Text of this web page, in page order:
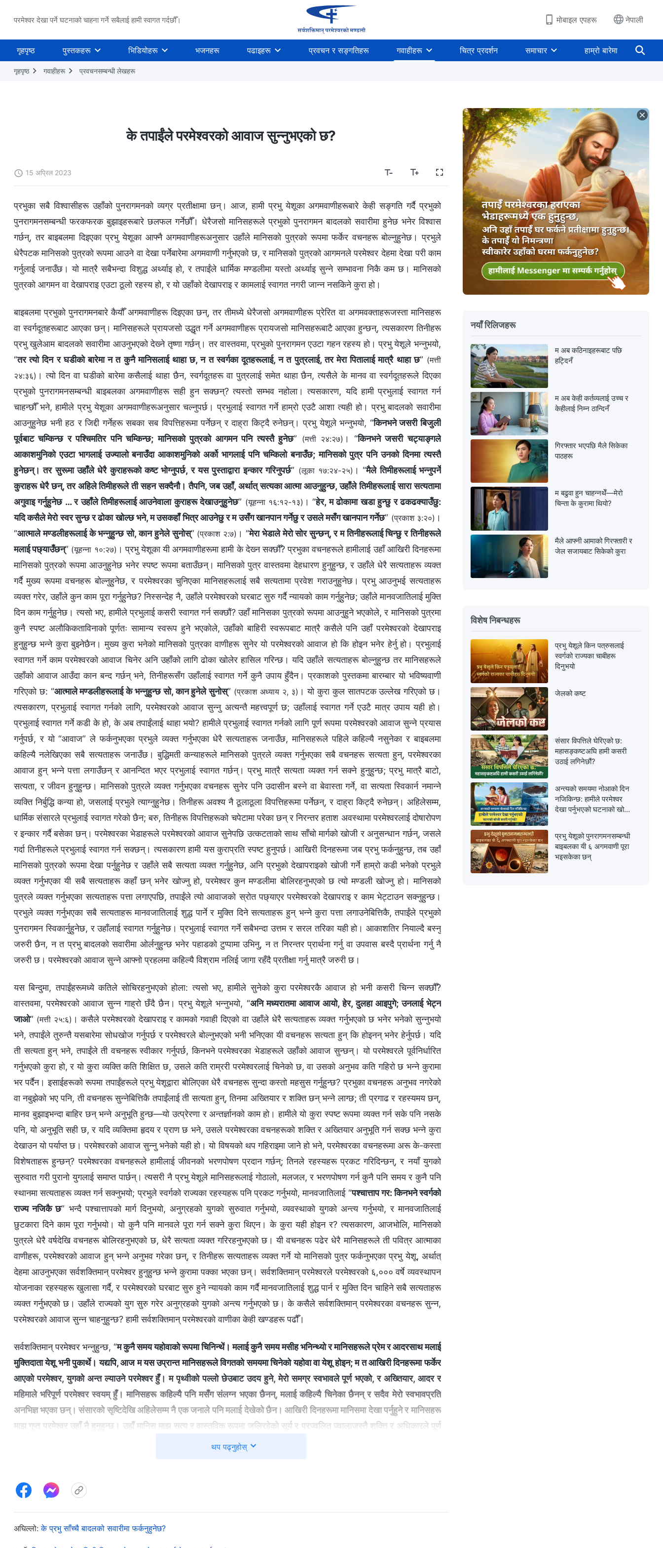
परमेश्वर देखा पर्ने घटनाको चाहना गर्ने सबैलाई हामी स्वागत गर्दछौँ। मोबाइल एपहरू नेपाली
गृहपृष्ठ पुस्तकहरू भिडियोहरू भजनहरू पढाइहरू प्रवचन र सङ्गतिहरू गवाहीहरू चित्र प्रदर्शन समाचार हाम्रो बारेमा
गृहपृष्ठ गवाहीहरू प्रवचनसम्‍बन्धी लेखहरू
के तपाईंले परमेश्‍वरको आवाज सुन्‍नुभएको छ?
15 अप्रिल 2023
प्रभुका सबै विश्‍वासीहरू उहाँको पुनरागमनको व्यग्र प्रतीक्षामा छन्। आज, हामी प्रभु येशूका अगमवाणीहरूबारे केही सङ्गति गर्दै प्रभुको
पुनरागमनसम्‍बन्धी फरकफरक बुझाइहरूबारे छलफल गर्नेछौँ। धेरैजसो मानिसहरूले प्रभुको पुनरागमन बादलको सवारीमा हुनेछ भनेर विश्‍वास
गर्छन्, तर बाइबलमा दिइएका प्रभु येशूका आफ्‍नै अगमवाणीहरूअनुसार उहाँले मानिसको पुत्रको रूपमा फर्केर वचनहरू बोल्‍नुहुनेछ। प्रभुले
धेरैपटक मानिसको पुत्रको रूपमा आउने वा देखा पर्नेबारेमा अगमवाणी गर्नुभएको छ, र मानिसको पुत्रको आगमनले परमेश्‍वर देहमा देखा परी काम
गर्नुलाई जनाउँछ। यो मात्रै सबैभन्दा विशुद्ध अर्थ्याइ हो, र तपाईंले धार्मिक मण्डलीमा यस्तो अर्थ्याइ सुन्‍ने सम्‍भावना निकै कम छ। मानिसको
पुत्रको आगमन वा देखापराइ एउटा ठूलो रहस्य हो, र यो उहाँको देखापराइ र कामलाई स्वागत नगरी जान्‍न नसकिने कुरा हो।
बाइबलमा प्रभुको पुनरागमनबारे कैयौँ अगमवाणीहरू दिइएका छन्, तर तीमध्ये धेरैजसो अगमवाणीहरू प्रेरित वा अगमवक्ताहरूजस्ता मानिसहरू
वा स्वर्गदूतहरूबाट आएका छन्। मानिसहरूले प्रायजसो उद्धृत गर्ने अगमवाणीहरू प्रायजसो मानिसहरूबाटै आएका हुन्छन्, त्यसकारण तिनीहरू
प्रभु खुलेआम बादलको सवारीमा आउनुभएको देख्‍ने तृष्णा गर्छन्। तर वास्तवमा, प्रभुको पुनरागमन एउटा गहन रहस्य हो। प्रभु येशूले भन्नुभयो,
“तर त्यो दिन र घडीको बारेमा न त कुनै मानिसलाई थाहा छ, न त स्वर्गका दूतहरूलाई, न त पुत्रलाई, तर मेरा पितालाई मात्रै थाहा छ” (मत्ती
२४:३६) । त्यो दिन वा घडीको बारेमा कसैलाई थाहा छैन, स्वर्गदूतहरू वा पुत्रलाई समेत थाहा छैन, त्यसैले के मानव वा स्वर्गदूतहरूले दिएका
प्रभुको पुनरागमनसम्‍बन्धी बाइबलका अगमवाणीहरू सही हुन सक्छन्? त्यस्तो सम्‍भव नहोला। त्यसकारण, यदि हामी प्रभुलाई स्वागत गर्न
चाहन्छौँ भने, हामीले प्रभु येशूका अगमवाणीहरूअनुसार चल्‍नुपर्छ। प्रभुलाई स्वागत गर्ने हाम्रो एउटै आशा त्यही हो। प्रभु बादलको सवारीमा
आउनुहुनेछ भनी हठ र जिद्दी गर्नेहरू सबका सब विपत्तिहरूमा पर्नेछन् र दाह्रा किट्दै रुनेछन्। प्रभु येशूले भन्नुभयो, “किनभने जसरी बिजुली
पूर्वबाट चम्‍किन्‍छ र पश्‍चिमतिर पनि चम्‍किन्‍छ; मानिसको पुत्रको आगमन पनि त्यस्तै हुनेछ” (मत्ती २४:२७) । “किनभने जसरी चट्याङ्गले
आकाशमुनिको एउटा भागलाई उज्यालो बनाउँदा आकाशमुनिको अर्को भागलाई पनि चम्किलो बनाउँछ; मानिसको पुत्र पनि उनको दिनमा त्यस्तै
हुनेछन्। तर सुरूमा उहाँले धेरै कुराहरूको कष्ट भोग्‍नुपर्छ, र यस पुस्ताद्वारा इन्कार गरिनुपर्छ” (लूका १७:२४-२५) । “मैले तिमीहरूलाई भन्‍नुपर्ने
कुराहरू धेरै छन्, तर अहिले तिमीहरूले ती सहन सक्‍दैनौ। तैपनि, जब उहाँ, अर्थात् सत्यका आत्मा आउनुहुन्छ, उहाँले तिमीहरूलाई सारा सत्यतामा
अगुवाइ गर्नुहुनेछ … र उहाँले तिमीहरूलाई आउनेवाला कुराहरू देखाउनुहुनेछ” (यूहन्‍ना १६:१२-१३) । “हेर, म ढोकामा खडा हुन्छु र ढकढक्याउँछु:
यदि कसैले मेरो स्वर सुन्‍छ र ढोका खोल्‍छ भने, म उसकहाँ भित्र आउनेछु र म उसँग खानपान गर्नेछु र उसले मसँग खानपान गर्नेछ” (प्रकाश ३:२०) ।
“आत्माले मण्डलीहरूलाई के भन्‍नुहुन्छ सो, कान हुनेले सुनोस्” (प्रकाश २:७) । “मेरा भेडाले मेरो सोर सुन्छन्, र म तिनीहरूलाई चिन्छु र तिनीहरूले
मलाई पछ्याउँछन्” (यूहन्‍ना १०:२७) । प्रभु येशूका यी अगमवाणीहरूमा हामी के देख्‍न सक्छौँ? प्रभुका वचनहरूले हामीलाई उहाँ आखिरी दिनहरूमा
मानिसको पुत्रको रूपमा आउनुहुनेछ भनेर स्पष्ट रूपमा बताउँछन्। मानिसको पुत्र वास्तवमा देहधारण हुनुहुन्छ, र उहाँले धेरै सत्यताहरू व्यक्त
गर्दै मुख्य रूपमा वचनहरू बोल्‍नुहुनेछ, र परमेश्‍वरका चुनिएका मानिसहरूलाई सबै सत्यतामा प्रवेश गराउनुहुनेछ। प्रभु आउनुभई सत्यताहरू
व्यक्त गरेर, उहाँले कुन काम पूरा गर्नुहुनेछ? निस्सन्देह नै, उहाँले परमेश्‍वरको घरबाट सुरु गर्दै न्यायको काम गर्नुहुनेछ; उहाँले मानवजातिलाई मुक्ति
दिन काम गर्नुहुनेछ। त्यसो भए, हामीले प्रभुलाई कसरी स्वागत गर्न सक्छौं? उहाँ मानिसका पुत्रको रूपमा आउनुहुने भएकोले, र मानिसको पुत्रमा
कुनै स्पष्ट अलौकिकताविनाको पूर्णतः सामान्य स्वरूप हुने भएकोले, उहाँको बाहिरी स्वरूपबाट मात्रै कसैले पनि उहाँ परमेश्‍वरको देखापराइ
हुनुहुन्छ भन्‍ने कुरा बुझ्नेछैन। मुख्य कुरा भनेको मानिसको पुत्रका वाणीहरू सुनेर यो परमेश्‍वरको आवाज हो कि होइन भनेर हेर्नु हो। प्रभुलाई
स्वागत गर्ने काम परमेश्‍वरको आवाज चिनेर अनि उहाँको लागि ढोका खोलेर हासिल गरिन्छ। यदि उहाँले सत्यताहरू बोल्‍नुहुन्छ तर मानिसहरूले
उहाँको आवाज आउँदा कान बन्द गर्छन् भने, तिनीहरूसँग उहाँलाई स्वागत गर्ने कुनै उपाय हुँदैन। प्रकाशको पुस्तकमा बारम्‍बार यो भविष्यवाणी
गरिएको छ: “आत्माले मण्डलीहरूलाई के भन्‍नुहुन्छ सो, कान हुनेले सुनोस्” (प्रकाश अध्याय २, ३) । यो कुरा कुल सातपटक उल्‍लेख गरिएको छ।
त्यसकारण, प्रभुलाई स्वागत गर्नको लागि, परमेश्‍वरको आवाज सुन्‍नु अत्यन्तै महत्त्वपूर्ण छ; उहाँलाई स्वागत गर्ने एउटै मात्र उपाय यही हो।
प्रभुलाई स्वागत गर्ने कडी के हो, के अब तपाईंलाई थाहा भयो? हामीले प्रभुलाई स्वागत गर्नको लागि पूर्ण रूपमा परमेश्‍वरको आवाज सुन्‍ने प्रयास
गर्नुपर्छ, र यो “आवाज” ले फर्कनुभएका प्रभुले व्यक्त गर्नुभएका धेरै सत्यताहरू जनाउँछ, मानिसहरूले पहिले कहिल्यै नसुनेका र बाइबलमा
कहिल्यै नलेखिएका सबै सत्यताहरू जनाउँछ। बुद्धिमती कन्याहरूले मानिसको पुत्रले व्यक्त गर्नुभएका सबै वचनहरू सत्यता हुन्, परमेश्‍वरका
आवाज हुन् भन्‍ने पत्ता लगाउँछन् र आनन्दित भएर प्रभुलाई स्वागत गर्छन्। प्रभु मात्रै सत्यता व्यक्त गर्न सक्‍ने हुनुहुन्छ; प्रभु मात्रै बाटो,
सत्यता, र जीवन हुनुहुन्छ। मानिसको पुत्रले व्यक्त गर्नुभएका वचनहरू सुनेर पनि उदासीन बस्‍ने वा बेवास्ता गर्ने, वा सत्यता स्विकार्न नमान्‍ने
व्यक्ति निर्बुद्धि कन्या हो, जसलाई प्रभुले त्याग्‍नुहुनेछ। तिनीहरू अवश्य नै ठूलाठूला विपत्तिहरूमा पर्नेछन्, र दाह्रा किट्दै रुनेछन्। अहिलेसम्‍म,
धार्मिक संसारले प्रभुलाई स्वागत गरेको छैन; बरु, तिनीहरू विपत्तिहरूको चपेटामा परेका छन् र निरन्तर हताश अवस्थामा परमेश्‍वरलाई दोषारोपण
र इन्कार गर्दै बसेका छन्। परमेश्‍वरका भेडाहरूले परमेश्‍वरको आवाज सुनेपछि उत्कटताको साथ साँचो मार्गको खोजी र अनुसन्धान गर्छन्, जसले
गर्दा तिनीहरूले प्रभुलाई स्वागत गर्न सक्छन्। त्यसकारण हामी यस कुराप्रति स्पष्ट हुनुपर्छ। आखिरी दिनहरूमा जब प्रभु फर्कनुहुन्छ, तब उहाँ
मानिसको पुत्रको रूपमा देखा पर्नुहुनेछ र उहाँले सबै सत्यता व्यक्त गर्नुहुनेछ, अनि प्रभुको देखापराइको खोजी गर्ने हाम्रो कडी भनेको प्रभुले
व्यक्त गर्नुभएका यी सबै सत्यताहरू कहाँ छन् भनेर खोज्‍नु हो, परमेश्‍वर कुन मण्डलीमा बोलिरहनुभएको छ त्यो मण्डली खोज्‍नु हो। मानिसको
पुत्रले व्यक्त गर्नुभएका सत्यताहरू पत्ता लगाएपछि, तपाईंले त्यो आवाजको स्रोत पछ्याएर परमेश्‍वरको देखापराइ र काम भेट्टाउन सक्‍नुहुन्छ।
प्रभुले व्यक्त गर्नुभएका सबै सत्यताहरू मानवजातिलाई शुद्ध पार्ने र मुक्ति दिने सत्यताहरू हुन् भन्‍ने कुरा पत्ता लगाउनेबित्तिकै, तपाईंले प्रभुको
पुनरागमन स्विकार्नुहुनेछ, र उहाँलाई स्वागत गर्नुहुनेछ। प्रभुलाई स्वागत गर्ने सबैभन्दा उत्तम र सरल तरिका यही हो। आकाशतिर नियाल्दै बस्‍नु
जरुरी छैन, न त प्रभु बादलको सवारीमा ओर्लनुहुन्छ भनेर पहाडको टुप्‍पामा उभिनु, न त निरन्तर प्रार्थना गर्नु वा उपवास बस्दै प्रार्थना गर्नु नै
जरुरी छ। परमेश्‍वरको आवाज सुन्‍ने आफ्‍नो प्रहलमा कहिल्यै विश्राम नलिई जागा रहँदै प्रतीक्षा गर्नु मात्रै जरुरी छ।
यस बिन्दुमा, तपाईंहरूमध्ये कतिले सोचिरहनुभएको होला: त्यसो भए, हामीले सुनेको कुरा परमेश्‍वरकै आवाज हो भनी कसरी चिन्‍न सक्छौँ?
वास्तवमा, परमेश्‍वरको आवाज सुन्‍न गाह्रो छँदै छैन। प्रभु येशूले भन्नुभयो, “अनि मध्यरातमा आवाज आयो, हेर, दुलहा आइपुगे; उनलाई भेट्न
जाओ” (मत्ती २५:६) । कसैले परमेश्‍वरको देखापराइ र कामको गवाही दिएको वा उहाँले धेरै सत्यताहरू व्यक्त गर्नुभएको छ भनेर भनेको सुन्‍नुभयो
भने, तपाईंले तुरुन्तै यसबारेमा सोधखोज गर्नुपर्छ र परमेश्‍वरले बोल्‍नुभएको भनी भनिएका यी वचनहरू सत्यता हुन् कि होइनन् भनेर हेर्नुपर्छ। यदि
ती सत्यता हुन् भने, तपाईंले ती वचनहरू स्वीकार गर्नुपर्छ, किनभने परमेश्‍वरका भेडाहरूले उहाँको आवाज सुन्छन्। यो परमेश्‍वरले पूर्वनिर्धारित
गर्नुभएको कुरा हो, र यो कुरा व्यक्ति कति शिक्षित छ, उसले कति राम्ररी परमेश्‍वरलाई चिनेको छ, वा उसको अनुभव कति गहिरो छ भन्‍ने कुरामा
भर पर्दैन। इसाईहरूको रूपमा तपाईंहरूले प्रभु येशूद्वारा बोलिएका धेरै वचनहरू सुन्दा कस्तो महसुस गर्नुहुन्छ? प्रभुका वचनहरू अनुभव नगरेको
वा नबुझेको भए पनि, ती वचनहरू सुन्‍नेबित्तिकै तपाईंलाई ती सत्यता हुन्, तिनमा अख्‍तियार र शक्ति छन् भन्‍ने लाग्छ; ती प्रगाढ र रहस्यमय छन्,
मानव बुझाइभन्दा बाहिर छन् भन्‍ने अनुभूति हुन्छ—यो उत्प्रेरणा र अन्तर्ज्ञानको काम हो। हामीले यो कुरा स्पष्ट रूपमा व्यक्त गर्न सके पनि नसके
पनि, यो अनुभूति सही छ, र यदि व्यक्तिमा हृदय र प्राण छ भने, उसले परमेश्‍वरका वचनहरूको शक्ति र अख्‍तियार अनुभूति गर्न सक्छ भन्‍ने कुरा
देखाउन यो पर्याप्त छ। परमेश्‍वरको आवाज सुन्‍नु भनेको यही हो। यो विषयको थप गहिराइमा जाने हो भने, परमेश्‍वरका वचनहरूमा अरू के-कस्ता
विशेषताहरू हुन्छन्? परमेश्‍वरका वचनहरूले हामीलाई जीवनको भरणपोषण प्रदान गर्छन्; तिनले रहस्यहरू प्रकट गरिदिन्छन्, र नयाँ युगको
सुरुवात गरी पुरानो युगलाई समाप्त पार्छन्। त्यसरी नै प्रभु येशूले मानिसहरूलाई गोठालो, मलजल, र भरणपोषण गर्न कुनै पनि समय र कुनै पनि
स्थानमा सत्यताहरू व्यक्त गर्न सक्‍नुभयो; प्रभुले स्वर्गको राज्यका रहस्यहरू पनि प्रकट गर्नुभयो, मानवजातिलाई “पश्‍चात्ताप गर: किनभने स्वर्गको
राज्य नजिकै छ” भन्दै पश्‍चात्तापको मार्ग दिनुभयो, अनुग्रहको युगको सुरुवात गर्नुभयो, व्यवस्थाको युगको अन्त्य गर्नुभयो, र मानवजातिलाई
छुटकारा दिने काम पूरा गर्नुभयो। यो कुनै पनि मानवले पूरा गर्न सक्‍ने कुरा थिएन। के कुरा यही होइन र? त्यसकारण, आजभोलि, मानिसको
पुत्रले धेरै वर्षदेखि वचनहरू बोलिरहनुभएको छ, धेरै सत्यता व्यक्त गरिरहनुभएको छ। यी वचनहरू पढेर धेरै मानिसहरूले ती पवित्र आत्‍माका
वाणीहरू, परमेश्‍वरको आवाज हुन् भन्‍ने अनुभव गरेका छन्, र तिनीहरू सत्यताहरू व्यक्त गर्ने यो मानिसको पुत्र फर्कनुभएका प्रभु येशू, अर्थात्
देहमा आउनुभएका सर्वशक्तिमान्‌ परमेश्‍वर हुनुहुन्छ भन्‍ने कुरामा पक्‍का भएका छन्। सर्वशक्तिमान्‌ परमेश्‍वरले परमेश्‍वरको ६,००० वर्षे व्यवस्थापन
योजनाका रहस्यहरू खुलासा गर्दै, र परमेश्‍वरको घरबाट सुरु हुने न्यायको काम गर्दै मानवजातिलाई शुद्ध पार्न र मुक्ति दिन चाहिने सबै सत्यताहरू
व्यक्त गर्नुभएको छ। उहाँले राज्यको युग सुरु गरेर अनुग्रहको युगको अन्त्य गर्नुभएको छ। के कसैले सर्वशक्तिमान् परमेश्‍वरका वचनहरू सुन्‍न,
परमेश्‍वरको आवाज सुन्‍न चाहनुहुन्छ? हामी सर्वशक्तिमान् परमेश्‍वरको वाणीका केही खण्डहरू पढौँ।
सर्वशक्तिमान्‌ परमेश्‍वर भन्‍नुहुन्छ, “म कुनै समय यहोवाको रूपमा चिनिन्थें। मलाई कुनै समय मसीह भनिन्थ्यो र मानिसहरूले प्रेम र आदरसाथ मलाई
मुक्तिदाता येशू भनी पुकार्थे। यद्यपि, आज म यस उप्रान्त मानिसहरूले विगतको समयमा चिनेको यहोवा वा येशू होइन; म त आखिरी दिनहरूमा फर्केर
आएको परमेश्‍वर, युगको अन्त ल्याउने परमेश्‍वर हुँ। म पृथ्वीको पल्लो छेउबाट उदय हुने, मेरो समग्र स्वभावले पूर्ण भएको, र अख्तियार, आदर र
महिमाले भरिपूर्ण परमेश्‍वर स्वयम्‌ हुँ। मानिसहरू कहिल्यै पनि मसँग संलग्न भएका छैनन्, मलाई कहिल्यै चिनेका छैनन् र सदैव मेरो स्वभावप्रति
अनभिज्ञ भएका छन्। संसारको सृष्टिदेखि अहिलेसम्म नै एक जनाले पनि मलाई देखेको छैन। आखिरी दिनहरूमा मानिसमा देखा पर्नुहुने र मानिसहरू
माझ गुप्त परमेश्‍वर उहाँ नै हुनुहुन्छ। उहाँ मानिस माझ सत्य र वास्तविक रूपमा जलिरहेको सूर्य र प्रज्वलित ज्वालाजस्तै शक्ति र अधिकारले पूर्ण
भएर बास गर्नुहुन्छ। मेरा वचनहरूद्वारा न्याय नगरिने एक जना व्यक्ति वा चीज छैन र प्रज्वलित आगोद्वारा शुद्ध नपारिने एक जना व्यक्ति वा चीज
देख्नेछन्। म कुनै समय मानिसको निम्ति पापबलि थिएँ, तर म आखिरी दिनहरूमा सबै थोकलाई भस्म गर्ने सूर्यको ज्वालाका साथसाथै सबै थोकलाई
र ताकि तिनीहरूले मेरो साँचो रूप देख्न सकून्: म इस्राएलीहरूको मात्र परमेश्‍वर होइन, र म उद्धारकर्ता मात्र होइन; म स्वर्गहरू, पृथ्वी र
थप पढ्नुहोस्
अघिल्लो:के प्रभु साँच्चै बादलको सवारीमा फर्कनुहुनेछ?
नयाँ रिलिजहरू
म अब कठिनाइहरूबाट पछि
हट्दिनँ
म अब केही कर्तव्यलाई उच्च र
केहीलाई निम्न ठान्दिनँ
गिरफ्तार भएपछि मैले सिकेका
पाठहरू
म बढुवा हुन चाहन्नथेँ—मेरो
चिन्ता के कुरामा थियो?
मैले आफ्नी आमाको गिरफ्तारी र
जेल सजायबाट सिकेको कुरा
विशेष निबन्धहरू
प्रभु येशूले किन पत्रुसलाई
स्वर्गको राज्यका चाबीहरू
दिनुभयो
जेलको कष्ट
संसार विपत्तिले घेरिएको छ:
महासङ्कष्टअघि हामी कसरी
उठाई लगिनेछौं?
अन्त्यको समयमा नोआको दिन
नजिकिन्छ: हामीले परमेश्‍वर
देखा पर्नुभएको घटनाको खोजी
प्रभु येशूको पुनरागमनसम्‍बन्धी
बाइबलका यी ६ अगमवाणी पूरा
भइसकेका छन्